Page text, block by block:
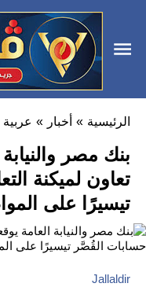
الرئيسية » أخبار » عربية
بنك مصر
تعاون لميكنة
تيسيرًا على
Jallaldir